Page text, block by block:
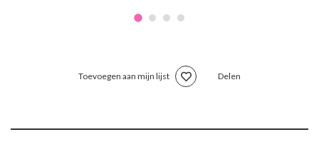
Toevoegen aan mijn lijst Delen